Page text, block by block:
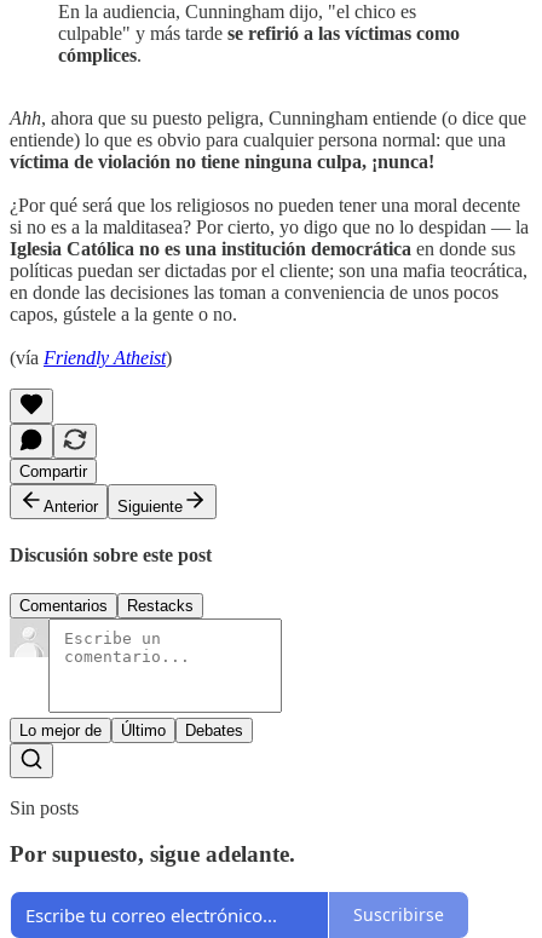
En la audiencia, Cunningham dijo, "el chico es
culpable" y más tarde se refirió a las víctimas como
cómplices.
Ahh, ahora que su puesto peligra, Cunningham entiende (o dice que
entiende) lo que es obvio para cualquier persona normal: que una
víctima de violación no tiene ninguna culpa, ¡nunca!
¿Por qué será que los religiosos no pueden tener una moral decente
si no es a la malditasea? Por cierto, yo digo que no lo despidan — la
Iglesia Católica no es una institución democrática en donde sus
políticas puedan ser dictadas por el cliente; son una mafia teocrática,
en donde las decisiones las toman a conveniencia de unos pocos
capos, gústele a la gente o no.
(vía Friendly Atheist)
Compartir
Anterior
Siguiente
Discusión sobre este post
Comentarios Restacks
Lo mejor de Último Debates
Sin posts
Por supuesto, sigue adelante.
Suscribirse